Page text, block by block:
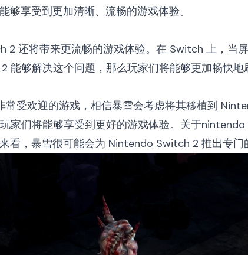
享受到更加清晰、流畅的游戏体验。
2 还将带来更流畅的游戏体验。在 Switch 上，当
够解决这个问题，那么玩家们将能够更加畅快地
常受欢迎的游戏，相信暴雪会考虑将其移植到
家们将能够享受到更好的游戏体验。关于
看，暴雪很可能会为 Nintendo Switch 2 推出专门